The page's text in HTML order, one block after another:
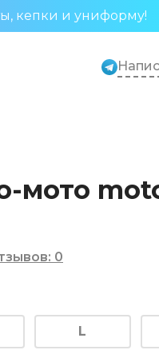
кепки и униформу!
мото
: 0
L